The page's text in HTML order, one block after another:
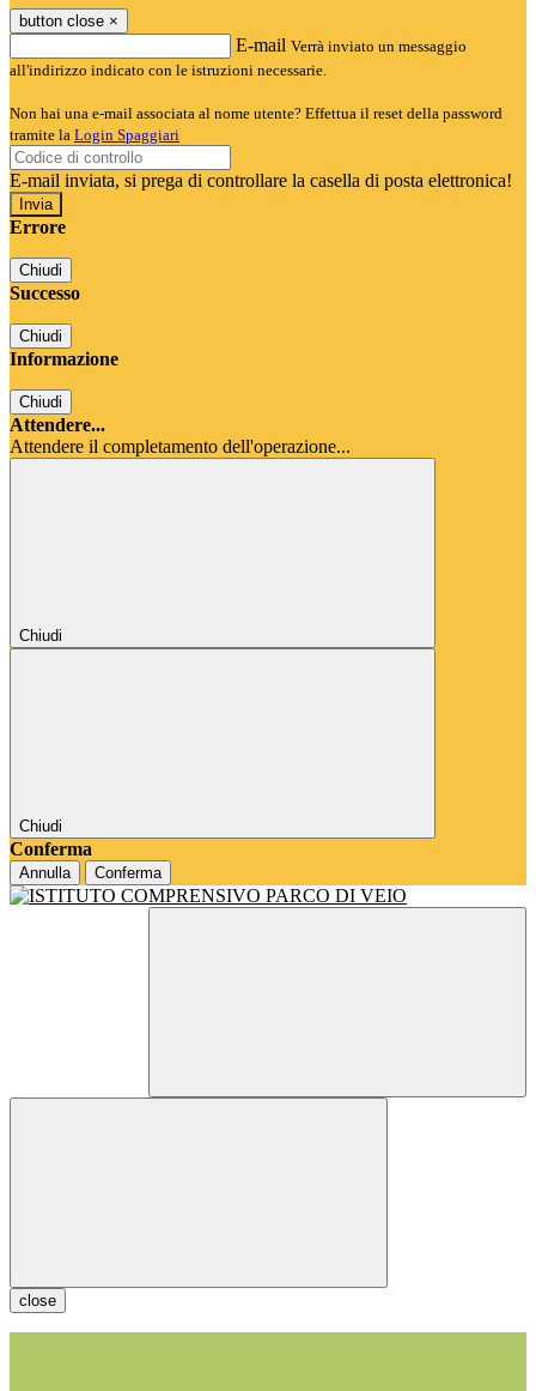
button close ×
E-mail Verrà inviato un messaggio
all'indirizzo indicato con le istruzioni necessarie.
Non hai una e-mail associata al nome utente? Effettua il reset della password
tramite la Login Spaggiari
E-mail inviata, si prega di controllare la casella di posta elettronica!
Errore
Chiudi
Successo
Chiudi
Informazione
Chiudi
Attendere...
Attendere il completamento dell'operazione...
Chiudi
Chiudi
Conferma
Annulla Conferma
close